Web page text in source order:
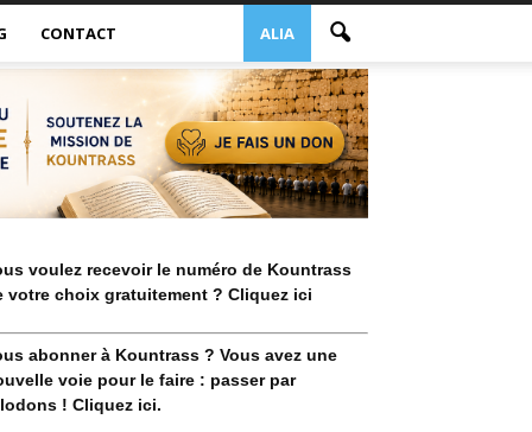
ALIA
CONTACT
voulez recevoir le numéro de Kountrass
votre choix gratuitement ? Cliquez ici
abonner à Kountrass ? Vous avez une
voie pour le faire : passer par
! Cliquez ici.